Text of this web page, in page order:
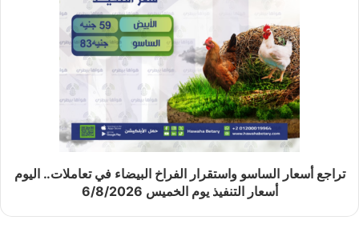
تراجع أسعار الساسو واستقرار الفراخ البيضاء في تعاملات.. اليوم
أسعار التنفيذ يوم الخميس 6/8/2026